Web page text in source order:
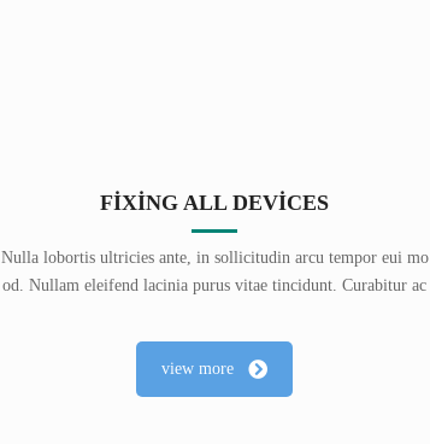
FIXING ALL DEVICES
Nulla lobortis ultricies ante, in sollicitudin arcu tempor eui mo
od. Nullam eleifend lacinia purus vitae tincidunt. Curabitur ac
view more